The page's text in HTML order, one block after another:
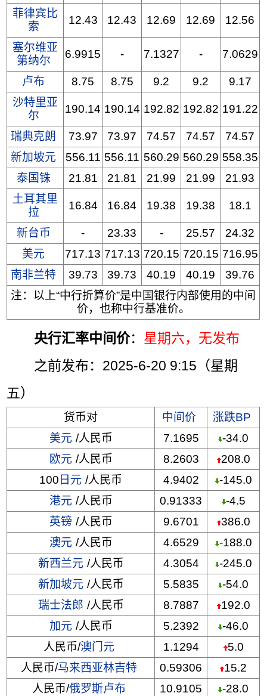
菲律宾比
索
12.43 12.43 12.69 12.69 12.56
塞尔维亚
第纳尔
6.9915 - 7.1327 - 7.0629
卢布 8.75 8.75 9.2 9.2
9.17
沙特里亚
尔
190.14 190.14 192.82 192.82 191.22
瑞典克朗 73.97 73.97 74.57 74.57
74.57
新加坡元
556.11 556.11 560.29 560.29 558.35
泰国铢
21.81 21.81 21.99 21.99
21.93
土耳其里
拉
16.84 16.84 19.38 19.38 18.1
新台币 - 23.33 - 25.57
24.32
美元
717.13 717.13 720.15 720.15 716.95
南非兰特
39.73 39.73 40.19 40.19
39.76
注：以上“中行折算价”是中国银行内部使用的中间
价，也称中行基准价。
央行汇率中间价： 星期六，无发布
之前发布：2025-6-20 9:15（星期
五）
货币对 中间价
涨跌BP
美元 /人民币 7.1695
-34.0
欧元 /人民币 8.2603
208.0
100 日元 /人民币 4.9402
-145.0
港元 /人民币 0.91333
-4.5
英镑 /人民币 9.6701
386.0
澳元 /人民币 4.6529
-188.0
新西兰元 /人民币 4.3054
-245.0
新加坡元 /人民币 5.5835
-54.0
瑞士法郎 /人民币 8.7887
192.0
加元 /人民币 5.2392
-46.0
人民币/澳门元 1.1294
5.0
人民币/马来西亚林吉特 0.59306
15.2
人民币/俄罗斯卢布 10.9105
-28.0